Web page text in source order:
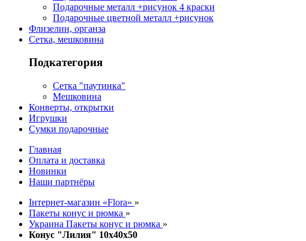
Подарочные металл +рисунок 4 краски
Подарочные цветной металл +рисунок
Флизелин, органза
Сетка, мешковина
Подкатегория
Сетка "паутинка"
Мешковина
Конверты, открытки
Игрушки
Сумки подарочные
Главная
Оплата и доставка
Новинки
Наши партнёры
Інтернет-магазин «Flora» »
Пакеты конус и рюмка »
Украина Пакеты конус и рюмка »
Конус "Лилия" 10х40х50